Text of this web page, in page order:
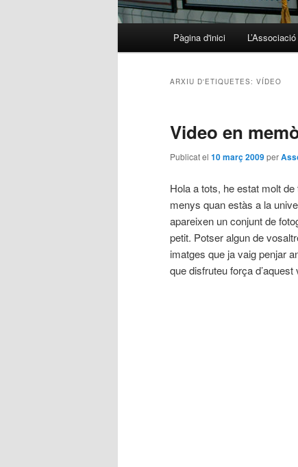
Aneu al contingut principal
Aneu al contingut secundari
Pàgina d'inici L’Associació
ARXIU D'ETIQUETES: VÍDEO
Video en
Publicat el 10 març 2009per
Hola a tots, he estat molt
menys quan estàs a la
apareixen un conjunt de
petit. Potser algun de
imatges que ja vaig penjar
que disfruteu força d’aquest